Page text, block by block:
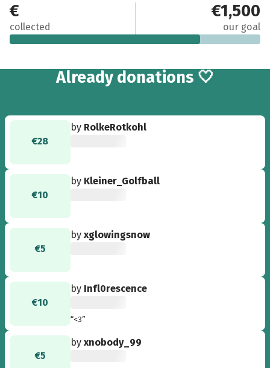
€1,140
collected
€1,500
our goal
Already 29
donations 🤍
€28
by RolkeRotkohl
€10
by Kleiner_Golfball
€5
byxglowingsnow
€10
by Infl0rescence
“<3”
€5
byxnobody_99